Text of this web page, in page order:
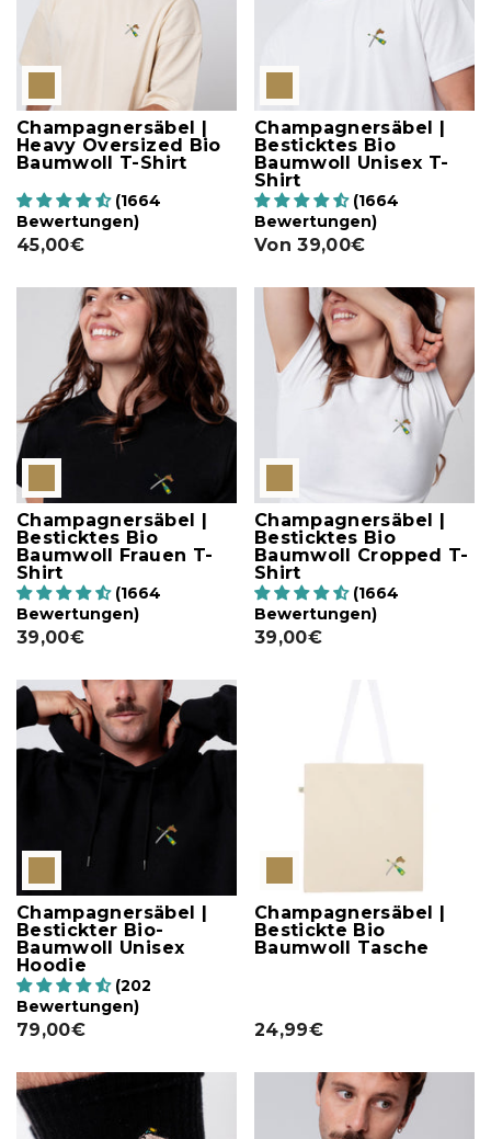
Champagnersäbel |
Heavy Oversized Bio
Baumwoll T-Shirt
(1664
Bewertungen)
45,00€
Champagnersäbel |
Besticktes Bio
Baumwoll Unisex T-
Shirt
(1664
Bewertungen)
Von 39,00€
Champagnersäbel |
Besticktes Bio
Baumwoll Frauen T-
Shirt
(1664
Bewertungen)
39,00€
Champagnersäbel |
Besticktes Bio
Baumwoll Cropped T-
Shirt
(1664
Bewertungen)
39,00€
Champagnersäbel |
Bestickter Bio-
Baumwoll Unisex
Hoodie
(202
Bewertungen)
79,00€
Champagnersäbel |
Bestickte Bio
Baumwoll Tasche
24,99€